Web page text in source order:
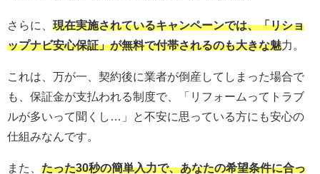
さらに、 現在実施されているキャンペーンでは、「リショ
ップナビ安心保証」が無料で付帯されるのも大きな魅力。
これは、万が一、契約後に業者が倒産してしまった場合で
も、保証金が支払われる制度で、「リフォームってトラブ
ルが多いって聞くし…」と不安に思っている方にも安心の
仕組みなんです。
また、 たった30秒の簡単入力で、あなたの希望条件に合っ